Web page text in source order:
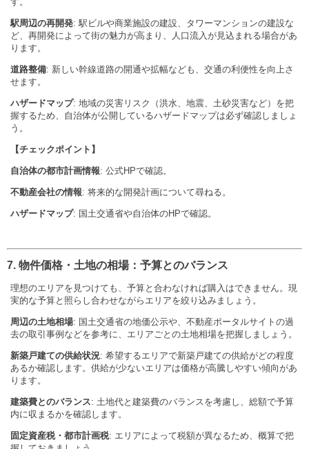
駅周辺の再開発: 駅ビルや商業施設の建設、タワーマンションの建設な
ど、再開発によって街の魅力が高まり、人口流入が見込まれる場合があ
ります。
道路整備: 新しい幹線道路の開通や拡幅なども、交通の利便性を向上さ
せます。
ハザードマップ: 地域の災害リスク（洪水、地震、土砂災害など）を把
握するため、自治体が公開しているハザードマップは必ず確認しましょ
う。
【チェックポイント】
自治体の都市計画情報: 公式HPで確認。
不動産会社の情報: 将来的な開発計画について尋ねる。
ハザードマップ: 国土交通省や自治体のHPで確認。
7. 物件価格・土地の相場：予算とのバランス
理想のエリアを見つけても、予算と合わなければ購入はできません。現
実的な予算と照らし合わせながらエリアを絞り込みましょう。
周辺の土地相場: 国土交通省の地価公示や、不動産ポータルサイトの過
去の取引事例などを参考に、エリアごとの土地相場を把握しましょう。
新築戸建ての供給状況: 希望するエリアで新築戸建ての供給がどの程度
あるか確認します。供給が少ないエリアは価格が高騰しやすい傾向があ
ります。
建築費とのバランス: 土地代と建築費のバランスを考慮し、総額で予算
内に収まるかを確認します。
固定資産税・都市計画税: エリアによって税額が異なるため、概算で把